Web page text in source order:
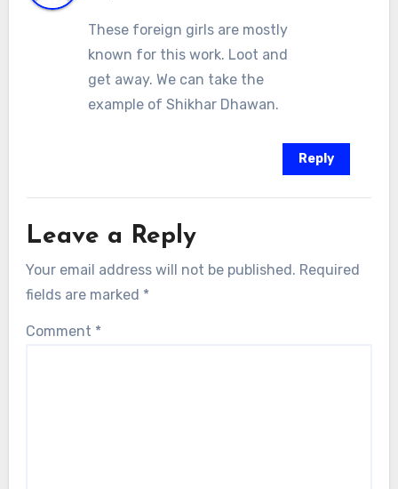
These foreign girls are mostly
known for this work. Loot and
get away. We can take the
example of Shikhar Dhawan.
Reply
Leave a Reply
Your email address will not be published. Required
fields are marked *
Comment *